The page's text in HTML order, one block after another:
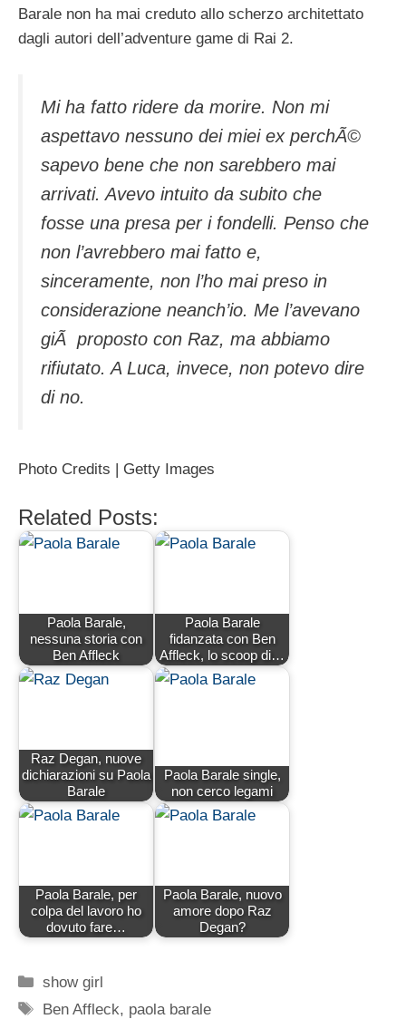
Barale non ha mai creduto allo scherzo architettato
dagli autori dell’adventure game di Rai 2.
Mi ha fatto ridere da morire. Non mi
aspettavo nessuno dei miei ex perchÃ©
sapevo bene che non sarebbero mai
arrivati. Avevo intuito da subito che
fosse una presa per i fondelli. Penso che
non l’avrebbero mai fatto e,
sinceramente, non l’ho mai preso in
considerazione neanch’io. Me l’avevano
giÃ proposto con Raz, ma abbiamo
rifiutato. A Luca, invece, non potevo dire
di no.
Photo Credits | Getty Images
Related Posts:
Paola Barale,
nessuna storia con
Ben Affleck
Paola Barale
fidanzata con Ben
Affleck, lo scoop di…
Raz Degan, nuove
dichiarazioni su Paola
Barale
Paola Barale single,
non cerco legami
Paola Barale, per
colpa del lavoro ho
dovuto fare…
Paola Barale, nuovo
amore dopo Raz
Degan?
Categorie
show girl
Tag
Ben Affleck, paola barale